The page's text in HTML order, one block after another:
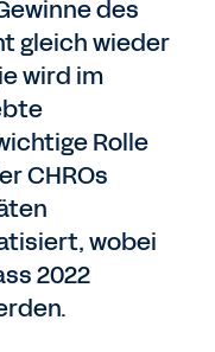
des
gleich wieder
wird im
Rolle
CHROs
wobei
2022